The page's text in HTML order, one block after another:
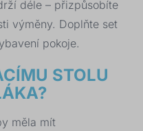
déle – přizpůsobíte
výměny. Doplňte set
pokoje.
STOLU
měla mít